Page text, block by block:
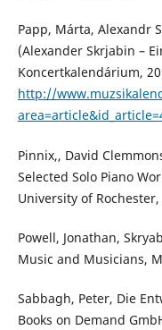
Papp, Márta, Alexandr
(Alexander Skrjabin –
Koncertkalendárium,
http://
Pinnix,, David
Selected Solo Piano
University of Rochester,
Powell, Jonathan,
Music and Musicians,
Sabbagh, Peter, Die
Books on Demand